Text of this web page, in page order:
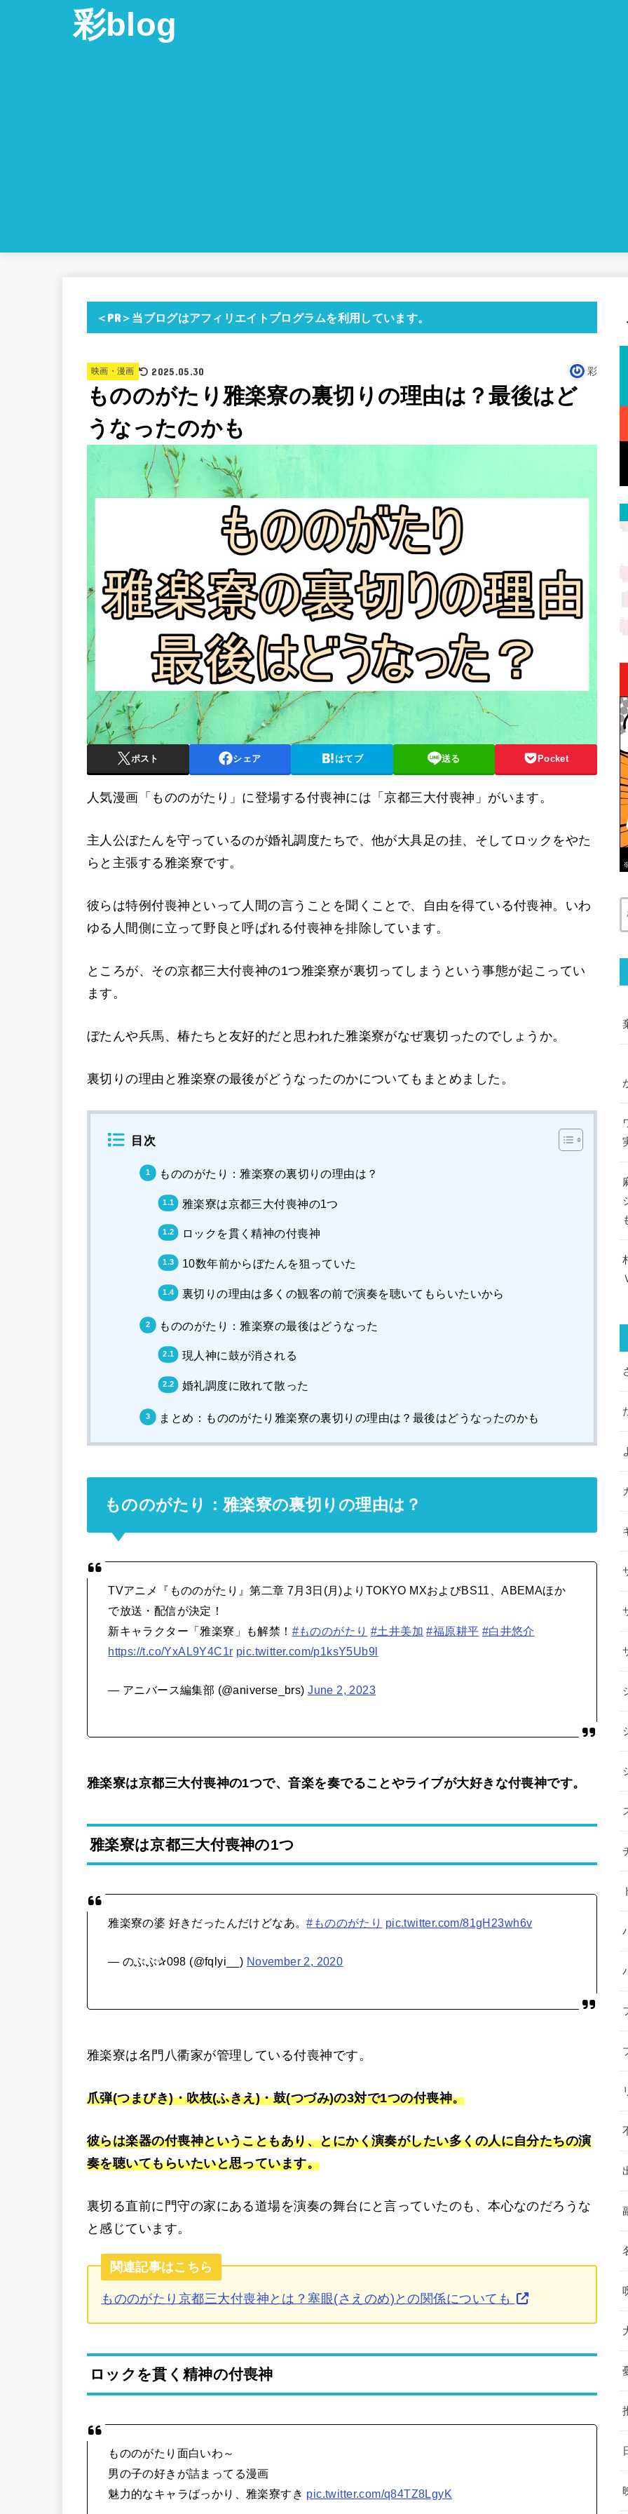
彩blog
＜PR＞当ブログはアフィリエイトプログラムを利用しています。
映画・漫画 2025.05.30 彩
もののがたり雅楽寮の裏切りの理由は？最後はど
うなったのかも
ポスト シェア はてブ 送る Pocket
人気漫画「もののがたり」に登場する付喪神には「京都三大付喪神」がいます。
主人公ぼたんを守っているのが婚礼調度たちで、他が大具足の挂、そしてロックをやた
らと主張する雅楽寮です。
彼らは特例付喪神といって人間の言うことを聞くことで、自由を得ている付喪神。いわ
ゆる人間側に立って野良と呼ばれる付喪神を排除しています。
ところが、その京都三大付喪神の1つ雅楽寮が裏切ってしまうという事態が起こってい
ます。
ぼたんや兵馬、椿たちと友好的だと思われた雅楽寮がなぜ裏切ったのでしょうか。
裏切りの理由と雅楽寮の最後がどうなったのかについてもまとめました。
目次
もののがたり：雅楽寮の裏切りの理由は？
雅楽寮は京都三大付喪神の1つ
ロックを貫く精神の付喪神
10数年前からぼたんを狙っていた
裏切りの理由は多くの観客の前で演奏を聴いてもらいたいから
もののがたり：雅楽寮の最後はどうなった
現人神に鼓が消される
婚礼調度に敗れて散った
まとめ：もののがたり雅楽寮の裏切りの理由は？最後はどうなったのかも
もののがたり：雅楽寮の裏切りの理由は？
TVアニメ『もののがたり』第二章 7⽉3⽇(⽉)よりTOKYO MXおよびBS11、ABEMAほか
で放送・配信が決定！
新キャラクター「雅楽寮」も解禁！ #もののがたり #土井美加 #福原耕平 #白井悠介
https://t.co/YxAL9Y4C1r pic.twitter.com/p1ksY5Ub9l
— アニバース編集部 (@aniverse_brs)June 2, 2023
雅楽寮は京都三大付喪神の1つで、音楽を奏でることやライブが大好きな付喪神です。
雅楽寮は京都三大付喪神の1つ
雅楽寮の婆 好きだったんだけどなあ。#もののがたり pic.twitter.com/81gH23wh6v
— のぶぶ✰098 (@fqlyi__) November 2, 2020
雅楽寮は名門八衢家が管理している付喪神です。
爪弾(つまびき)・吹枝(ふきえ)・鼓(つづみ)の3対で1つの付喪神。
彼らは楽器の付喪神ということもあり、とにかく演奏がしたい多くの人に自分たちの演
奏を聴いてもらいたいと思っています。
裏切る直前に門守の家にある道場を演奏の舞台にと言っていたのも、本心なのだろうな
と感じています。
関連記事はこちら
もののがたり京都三大付喪神とは？塞眼(さえのめ)との関係についても
ロックを貫く精神の付喪神
もののがたり面白いわ～
男の子の好きが詰まってる漫画
魅力的なキャラばっかり、雅楽寮すき pic.twitter.com/q84TZ8LgyK